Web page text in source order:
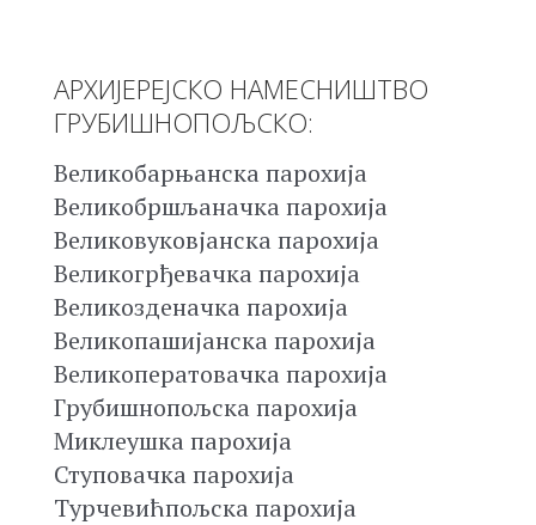
АРХИЈЕРЕЈСКО НАМЕСНИШТВО
ГРУБИШНОПОЉСКО:
Великобарњанска парохија
Великобршљаначка парохија
Великовуковјанска парохија
Великогрђевачка парохија
Великозденачка парохија
Великопашијанска парохија
Великоператовачка парохија
Грубишнопољска парохија
Миклеушка парохија
Ступовачка парохија
Турчевићпољска парохија